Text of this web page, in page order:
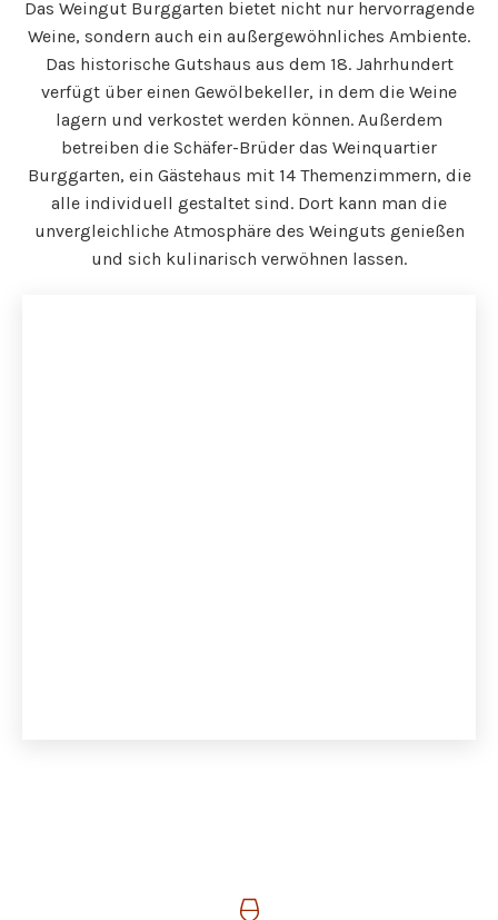
Das Weingut Burggarten bietet nicht nur hervorragende
Weine, sondern auch ein außergewöhnliches Ambiente.
Das historische Gutshaus aus dem 18. Jahrhundert
verfügt über einen Gewölbekeller, in dem die Weine
lagern und verkostet werden können. Außerdem
betreiben die Schäfer-Brüder das Weinquartier
Burggarten, ein Gästehaus mit 14 Themenzimmern, die
alle individuell gestaltet sind. Dort kann man die
unvergleichliche Atmosphäre des Weinguts genießen
und sich kulinarisch verwöhnen lassen.